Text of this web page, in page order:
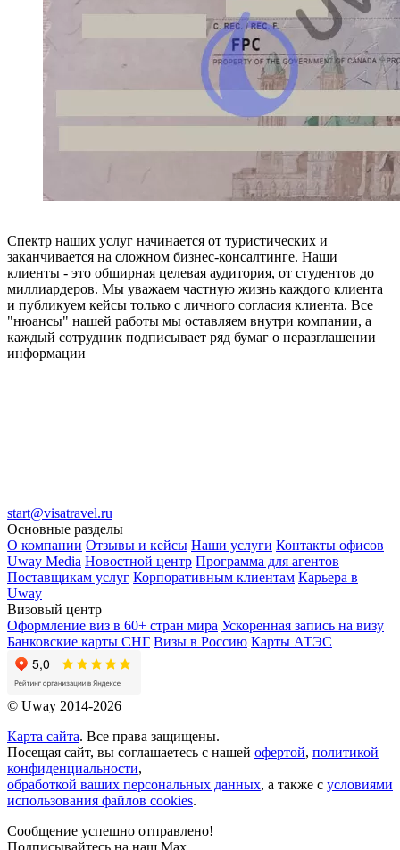
Спектр наших услуг начинается от туристических и
заканчивается на сложном бизнес-консалтинге. Наши
клиенты - это обширная целевая аудитория, от студентов до
миллиардеров. Мы уважаем частную жизнь каждого клиента
и публикуем кейсы только с личного согласия клиента. Все
"нюансы" нашей работы мы оставляем внутри компании, а
каждый сотрудник подписывает ряд бумаг о неразглашении
информации
start@visatravel.ru
Основные разделы
О компании Отзывы и кейсы Наши услуги Контакты офисов
Uway Media Новостной центр Программа для агентов
Поставщикам услуг Корпоративным клиентам Карьера в
Uway
Визовый центр
Оформление виз в 60+ стран мира Ускоренная запись на визу
Банковские карты СНГ Визы в Россию Карты АТЭС
© Uway 2014-2026
Карта сайта. Все права защищены.
Посещая сайт, вы соглашаетесь с нашей офертой, политикой
конфиденциальности,
обработкой ваших персональных данных, а также с условиями
использования файлов cookies.
Сообщение успешно отправлено!